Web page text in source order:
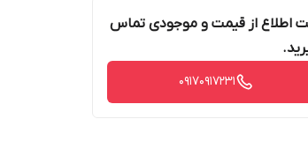
اطلاع از قیمت و موجودی تماس
۰۹۱۷۰۹۱۷۲۳۱